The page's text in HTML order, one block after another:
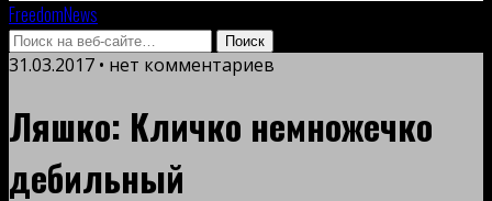
FreedomNews
31.03.2017 • нет комментариев
Ляшко: Кличко немножечко
дебильный